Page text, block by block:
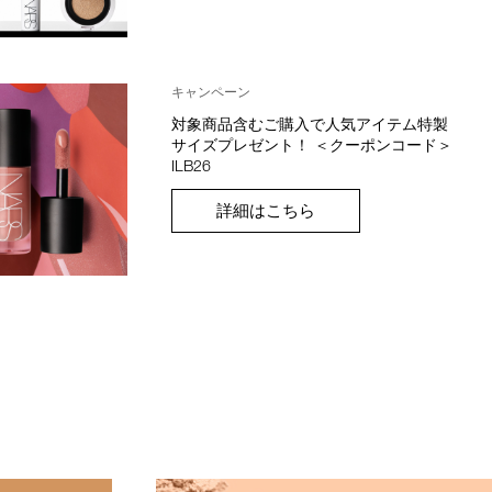
キャンペーン
対象商品含むご購入で人気アイテム特製
サイズプレゼント！ ＜クーポンコード＞
ILB26
詳細はこちら